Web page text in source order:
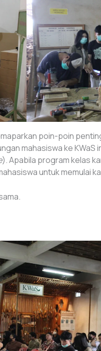
poin-poin
mahasiswa ke KWaS
). Apabila program kelas
untuk memulai